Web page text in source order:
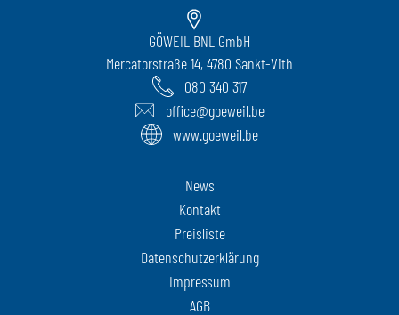
GÖWEIL BNL GmbH
Mercatorstraße 14, 4780 Sankt-Vith
080 340 317
office@goeweil.be
www.goeweil.be
News
Kontakt
Preisliste
Datenschutzerklärung
Impressum
AGB